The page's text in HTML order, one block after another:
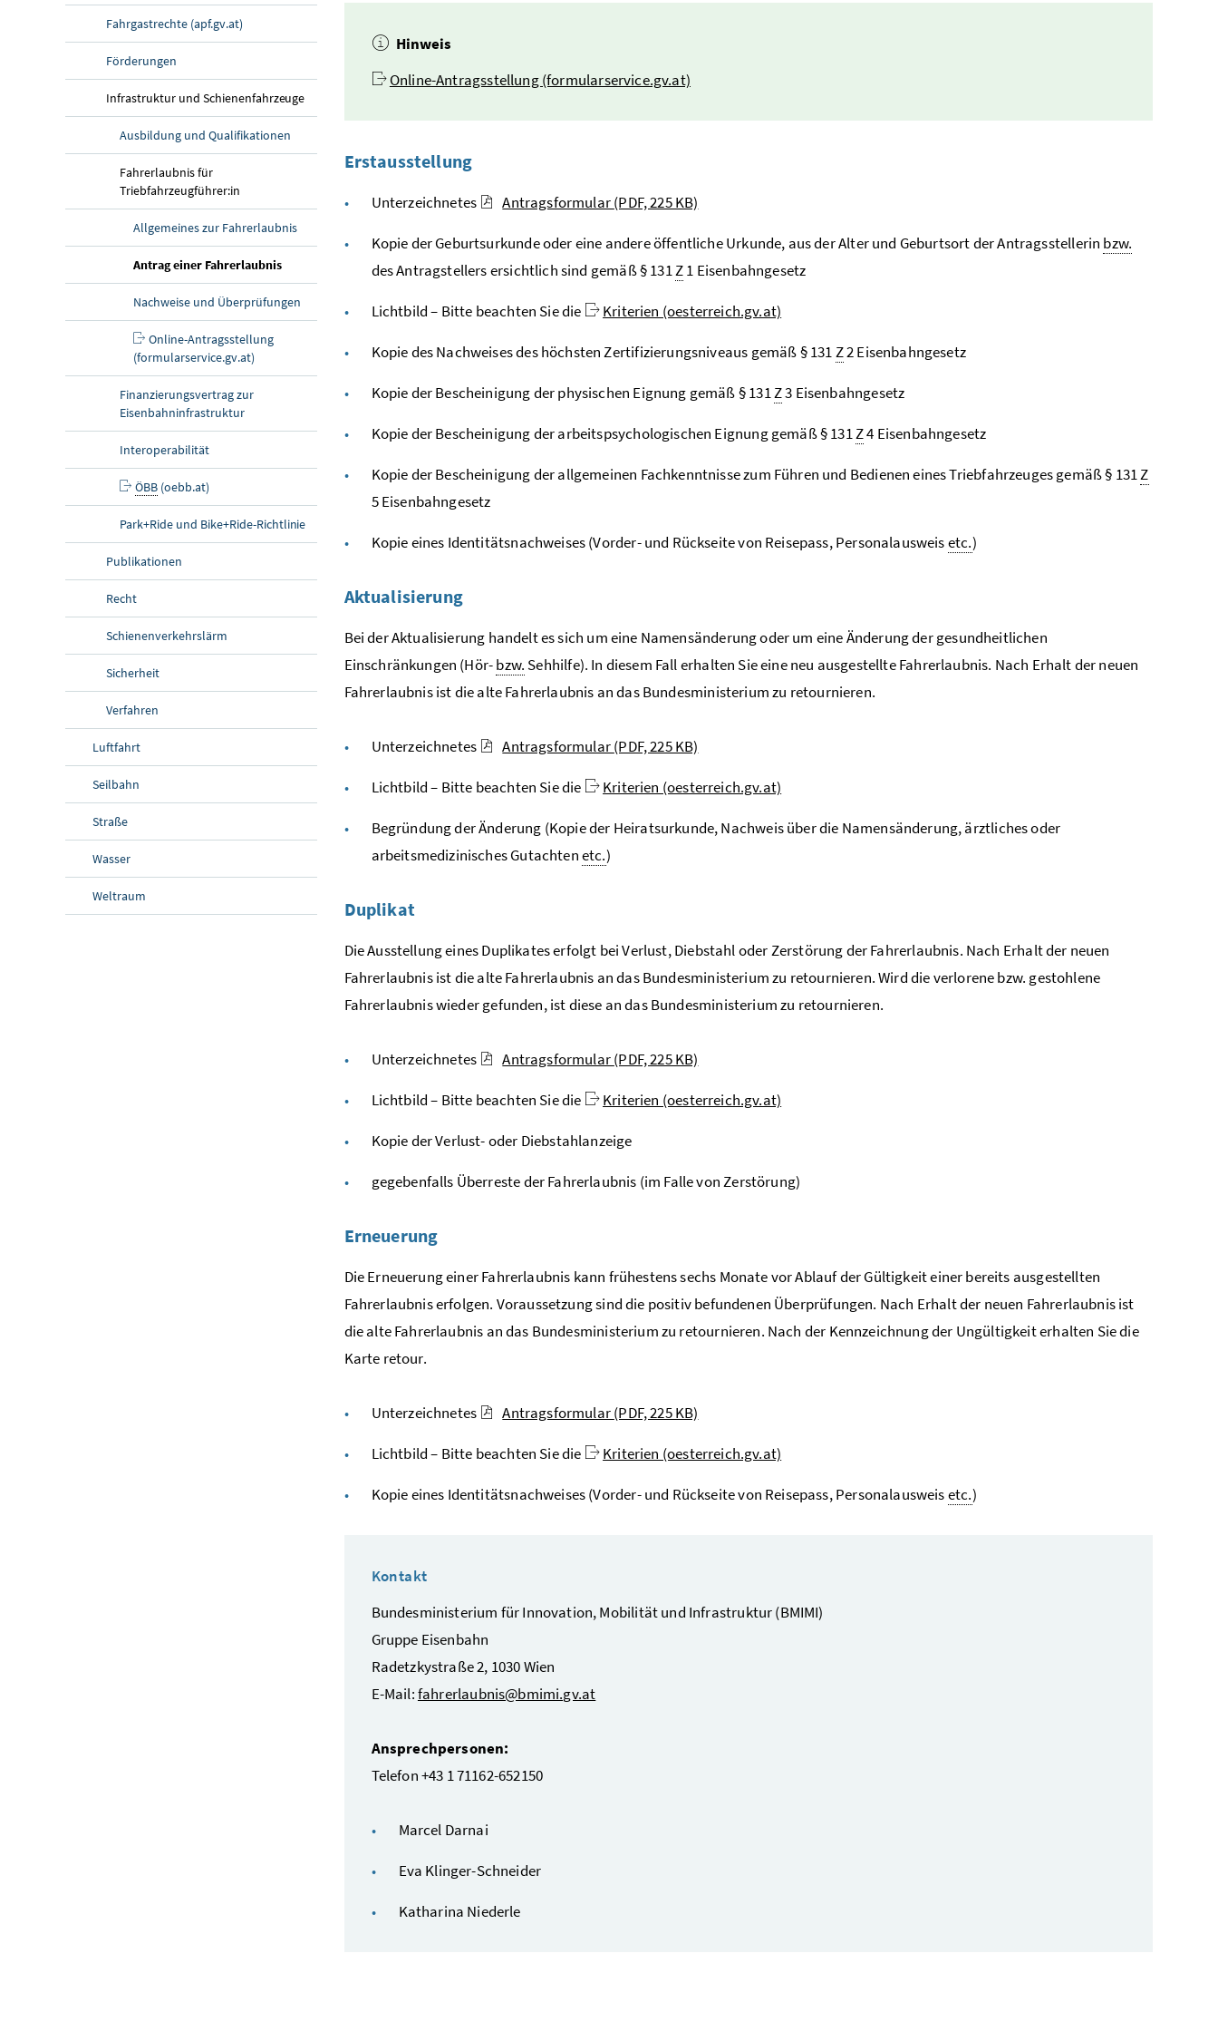
Fahrgastrechte (apf.gv.at)
Förderungen
Infrastruktur und Schienenfahrzeuge
Ausbildung und Qualifikationen
Fahrerlaubnis für
Triebfahrzeugführer:in
Allgemeines zur Fahrerlaubnis
Antrag einer Fahrerlaubnis(aktuelle Seite)
Nachweise und Überprüfungen
Online-Antragsstellung
(formularservice.gv.at)
Finanzierungsvertrag zur
Eisenbahninfrastruktur
Interoperabilität
ÖBB(oebb.at)
Park+Ride und Bike+Ride-Richtlinie
Publikationen
Recht
Schienenverkehrslärm
Sicherheit
Verfahren
Luftfahrt
Seilbahn
Straße
Wasser
Weltraum
Hinweis
Online-Antragsstellung (formularservice.gv.at)
Erstausstellung
Unterzeichnetes Antragsformular(PDF, 225 KB)
Kopie der Geburtsurkunde oder eine andere öffentliche Urkunde, aus der Alter und Geburtsort der Antragsstellerin bzw.
des Antragstellers ersichtlich sind gemäß § 131Z1 Eisenbahngesetz
Lichtbild – Bitte beachten Sie die Kriterien (oesterreich.gv.at)
Kopie des Nachweises des höchsten Zertifizierungsniveaus gemäß § 131Z2 Eisenbahngesetz
Kopie der Bescheinigung der physischen Eignung gemäß § 131Z3 Eisenbahngesetz
Kopie der Bescheinigung der arbeitspsychologischen Eignung gemäß § 131Z4 Eisenbahngesetz
Kopie der Bescheinigung der allgemeinen Fachkenntnisse zum Führen und Bedienen eines Triebfahrzeuges gemäß § 131Z
5 Eisenbahngesetz
Kopie eines Identitätsnachweises (Vorder- und Rückseite von Reisepass, Personalausweisetc.)
Aktualisierung
Bei der Aktualisierung handelt es sich um eine Namensänderung oder um eine Änderung der gesundheitlichen
Einschränkungen (Hör-bzw. Sehhilfe). In diesem Fall erhalten Sie eine neu ausgestellte Fahrerlaubnis. Nach Erhalt der neuen
Fahrerlaubnis ist die alte Fahrerlaubnis an das Bundesministerium zu retournieren.
Unterzeichnetes Antragsformular(PDF, 225 KB)
Lichtbild – Bitte beachten Sie die Kriterien (oesterreich.gv.at)
Begründung der Änderung (Kopie der Heiratsurkunde, Nachweis über die Namensänderung, ärztliches oder
arbeitsmedizinisches Gutachtenetc.)
Duplikat
Die Ausstellung eines Duplikates erfolgt bei Verlust, Diebstahl oder Zerstörung der Fahrerlaubnis. Nach Erhalt der neuen
Fahrerlaubnis ist die alte Fahrerlaubnis an das Bundesministerium zu retournieren. Wird die verlorene bzw. gestohlene
Fahrerlaubnis wieder gefunden, ist diese an das Bundesministerium zu retournieren.
Unterzeichnetes Antragsformular(PDF, 225 KB)
Lichtbild – Bitte beachten Sie die Kriterien (oesterreich.gv.at)
Kopie der Verlust- oder Diebstahlanzeige
gegebenfalls Überreste der Fahrerlaubnis (im Falle von Zerstörung)
Erneuerung
Die Erneuerung einer Fahrerlaubnis kann frühestens sechs Monate vor Ablauf der Gültigkeit einer bereits ausgestellten
Fahrerlaubnis erfolgen. Voraussetzung sind die positiv befundenen Überprüfungen. Nach Erhalt der neuen Fahrerlaubnis ist
die alte Fahrerlaubnis an das Bundesministerium zu retournieren. Nach der Kennzeichnung der Ungültigkeit erhalten Sie die
Karte retour.
Unterzeichnetes Antragsformular(PDF, 225 KB)
Lichtbild – Bitte beachten Sie die Kriterien (oesterreich.gv.at)
Kopie eines Identitätsnachweises (Vorder- und Rückseite von Reisepass, Personalausweisetc.)
Kontakt
Bundesministerium für Innovation, Mobilität und Infrastruktur (BMIMI)
Gruppe Eisenbahn
Radetzkystraße 2, 1030 Wien
E-Mail:fahrerlaubnis@bmimi.gv.at
Ansprechpersonen:
Telefon +43 1 71162-652150
Marcel Darnai
Eva Klinger-Schneider
Katharina Niederle